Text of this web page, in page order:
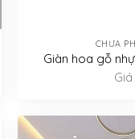
CHƯA
Giàn hoa gỗ